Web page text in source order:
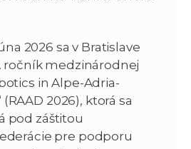
2026 sa v Bratislave
ročník medzinárodnej
in Alpe-Adria-
2026), ktorá sa
pod záštitou
pre podporu